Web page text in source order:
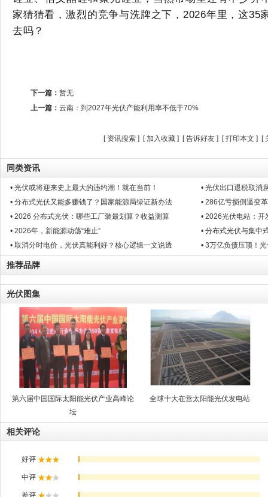
家猜猜看，激烈的竞争与洗牌之下，2026年里，这35
去吗？
下一篇： 暂无
上一篇： 云南：到2027年光伏产能利用率不低于70%
[ 资讯搜索 ] [加入收藏 ] [告诉好友 ] [打印本文 ] [
同类资讯
• 光伏或将迎来史上最大的违约潮！就在当前！
• 光伏出口退税取消
• 分布式光伏又能多赚钱了？国家能源局绿证新办法
• 286亿亏损倒逼变
• 2026 分布式光伏：哪些工厂装最划算？收益测算
• 2026光伏电站：
• 2026年，新能源动荡“难止”
• 分布式光伏与集中
• 取消分时电价，光伏真能利好？核心逻辑一文说透
• 3万亿负债压顶！
推荐品牌
光伏图集
第六届中国国际太阳能光伏产业高峰论
坛
全球十大在营太阳能光伏发电站
相关评论